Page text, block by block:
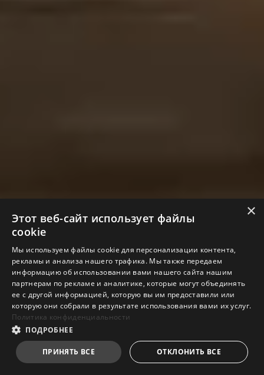
×
Этот веб-сайт использует файлы
cookie
Мы используем файлы cookie для персонализации контента,
рекламы и анализа нашего трафика. Мы также передаем
информацию об использовании вами нашего сайта нашим
партнерам по рекламе и аналитике, которые могут объединять
ее с другой информацией, которую вы им предоставили или
которую они собрали в результате использования вами их услуг.
Политика конфиденциальности
ПОДРОБНЕЕ
ПРИНЯТЬ ВСЕ ОТКЛОНИТЬ ВСЕ